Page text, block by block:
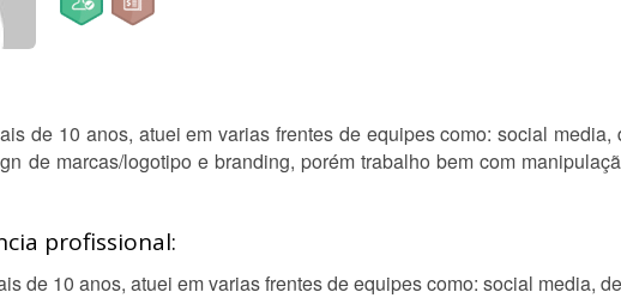
de 10 anos, atuei em varias frentes de equipes como: social
de marcas/logotipo e branding, porém trabalho bem com
profissional:
de 10 anos, atuei em varias frentes de equipes como: social media,